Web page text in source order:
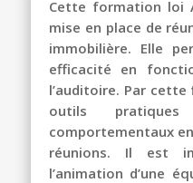
Cette formation loi
mise en place de
immobilière. Elle
efficacité en
l’auditoire. Par
outils
comportementaux
réunions. Il est
l’animation d’une